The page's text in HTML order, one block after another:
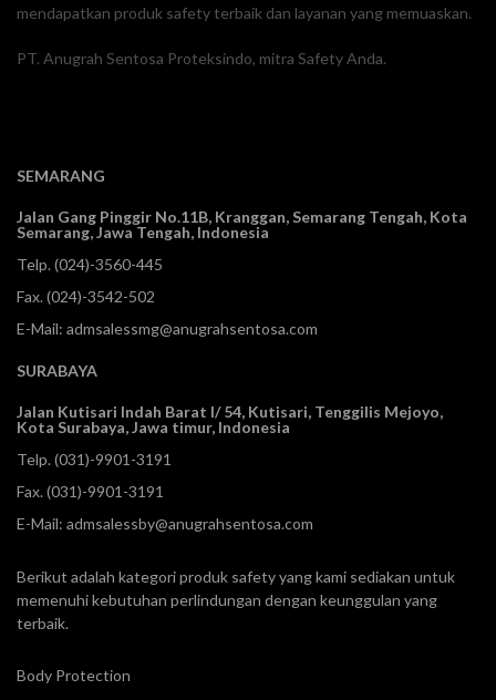
mendapatkan produk safety terbaik dan layanan yang memuaskan.
PT. Anugrah Sentosa Proteksindo, mitra Safety Anda.
SEMARANG
Jalan Gang Pinggir No.11B, Kranggan,Semarang Tengah, Kota
Semarang, Jawa Tengah, Indonesia
Telp. (024)-3560-445
Fax. (024)-3542-502
E-Mail: admsalessmg@anugrahsentosa.com
SURABAYA
Jalan Kutisari Indah Barat I/ 54, Kutisari, Tenggilis Mejoyo,
Kota Surabaya, Jawa timur, Indonesia
Telp. (031)-9901-3191
Fax. (031)-9901-3191
E-Mail: admsalessby@anugrahsentosa.com
Berikut adalah kategori produk safety yang kami sediakan untuk
memenuhi kebutuhan perlindungan dengan keunggulan yang
terbaik.
Body Protection